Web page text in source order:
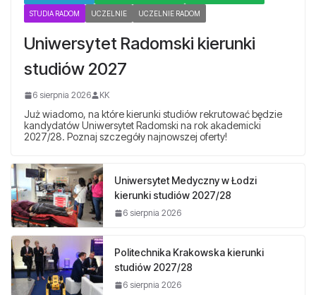
STUDIA RADOM UCZELNIE UCZELNIE RADOM
Uniwersytet Radomski kierunki
studiów 2027
6 sierpnia 2026 KK
Już wiadomo, na które kierunki studiów rekrutować będzie
kandydatów Uniwersytet Radomski na rok akademicki
2027/28. Poznaj szczegóły najnowszej oferty!
Uniwersytet Medyczny w Łodzi
kierunki studiów 2027/28
6 sierpnia 2026
Politechnika Krakowska kierunki
studiów 2027/28
6 sierpnia 2026